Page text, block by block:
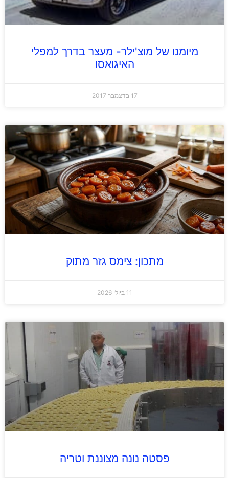
מיומנו של מוצ'ילר- מעצר בדרך למפלי
האיגואסו
17 בדצמבר 2017
מתכון: צימס גזר מתוק
11 ביולי 2026
פסטה נונה מצוננת וטריה